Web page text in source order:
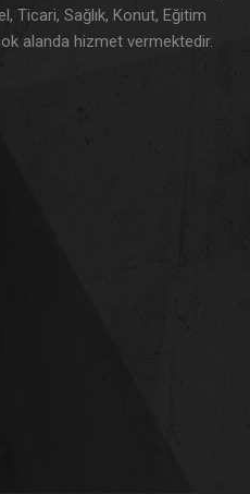
Ticari, Sağlık, Konut, Eğitim
alanda hizmet vermektedir.